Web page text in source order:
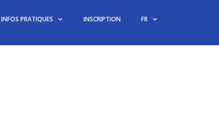
INFOS PRATIQUES INSCRIPTION FR